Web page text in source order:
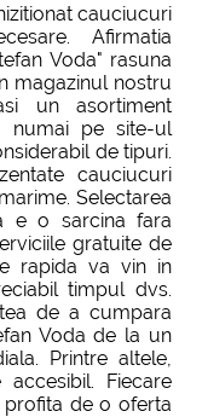
cauciucuri
Afirmatia
Voda" rasuna
magazinul nostru
un asortiment
numai pe site-ul
de tipuri.
cauciucuri
Selectarea
e o sarcina fara
gratuite de
rapida va vin in
timpul dvs.
de a cumpara
Voda de la un
Printre altele,
Fiecare
de o oferta